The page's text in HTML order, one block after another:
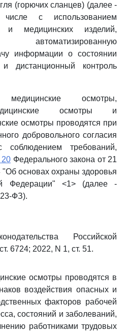
(горючих сланцев) (далее -
с использованием
и медицинских изделий,
информации о состоянии
дистанционный контроль
осмотры,
осмотры и
осмотры проводятся при
добровольного согласия
соблюдением требований,
20 Федерального закона от 21
"Об основах охраны здоровья
Федерации" <1> (далее -
ФЗ).
Российской
6724; 2022, N 1, ст. 51.
осмотры проводятся в
воздействия опасных и
факторов рабочей
состояний и заболеваний,
работниками трудовых